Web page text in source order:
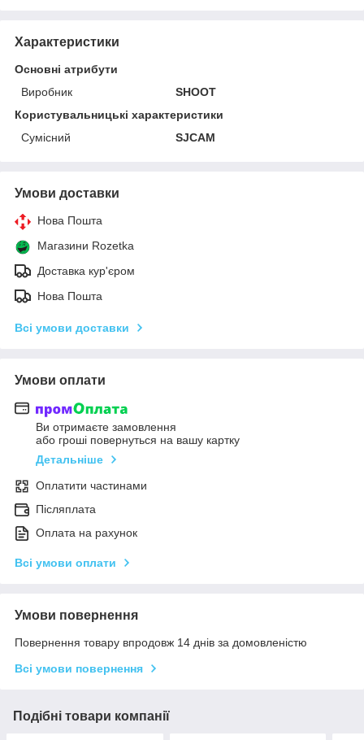
Характеристики
Основні атрибути
Виробник
SHOOT
Користувальницькі характеристики
Сумісний
SJCAM
Умови доставки
Нова Пошта
Магазини Rozetka
Доставка кур'єром
Нова Пошта
Всі умови доставки
Умови оплати
Ви отримаєте замовлення
або гроші повернуться на вашу картку
Детальніше
Оплатити частинами
Післяплата
Оплата на рахунок
Всі умови оплати
Умови повернення
Повернення товару впродовж 14 днів за домовленістю
Всі умови повернення
Подібні товари компанії